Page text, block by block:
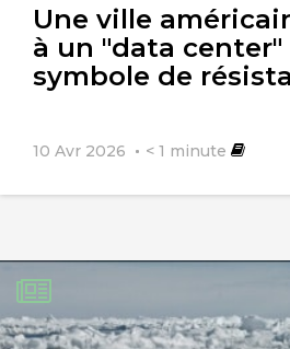
Une ville
à un "data
symbole de
10 Avr 2026 < 1 minute